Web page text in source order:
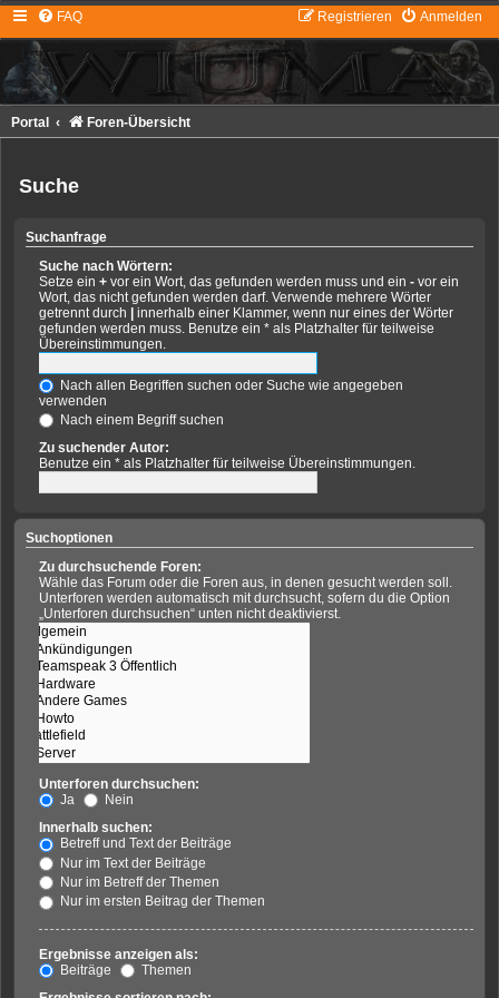
FAQ Anmelden
Registrieren
Portal Foren-Übersicht
Suche
Suchanfrage
Suche nach Wörtern:
Setze ein + vor ein Wort, das gefunden werden muss und ein - vor ein
Wort, das nicht gefunden werden darf. Verwende mehrere Wörter
getrennt durch | innerhalb einer Klammer, wenn nur eines der Wörter
gefunden werden muss. Benutze ein * als Platzhalter für teilweise
Übereinstimmungen.
Nach allen Begriffen suchen oder Suche wie angegeben
verwenden
Nach einem Begriff suchen
Zu suchender Autor:
Benutze ein * als Platzhalter für teilweise Übereinstimmungen.
Suchoptionen
Zu durchsuchende Foren:
Wähle das Forum oder die Foren aus, in denen gesucht werden soll.
Unterforen werden automatisch mit durchsucht, sofern du die Option
„Unterforen durchsuchen“ unten nicht deaktivierst.
Unterforen durchsuchen:
Ja
Nein
Innerhalb suchen:
Betreff und Text der Beiträge
Nur im Text der Beiträge
Nur im Betreff der Themen
Nur im ersten Beitrag der Themen
Ergebnisse anzeigen als:
Beiträge
Themen